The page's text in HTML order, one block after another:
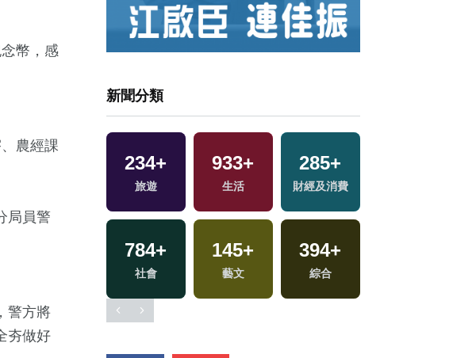
幣，感
農經課
局員警
警方將
夯做好
新聞分類
234+
旅遊
933+
生活
285+
財經及消費
784+
社會
145+
藝文
394+
綜合
7+
海峽論壇專區
1+
福建林公信俗文
化專區
24+
兩岸道教文化交
流專區
39+
兩岸
0+
2023金鐘獎
5+
綜藝